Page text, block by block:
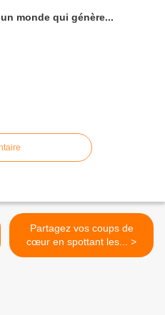
monde qui génère...
Partagez vos coups de
cœur en spottant les... >